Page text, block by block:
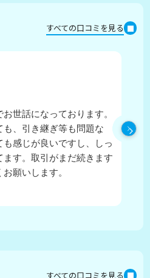
すべての口コミを見る
世話になっております。
も、引き継ぎ等も問題な
も感じが良いですし、しっ
す。取引がまだ続きます
願いします。
すべての口コミを見る